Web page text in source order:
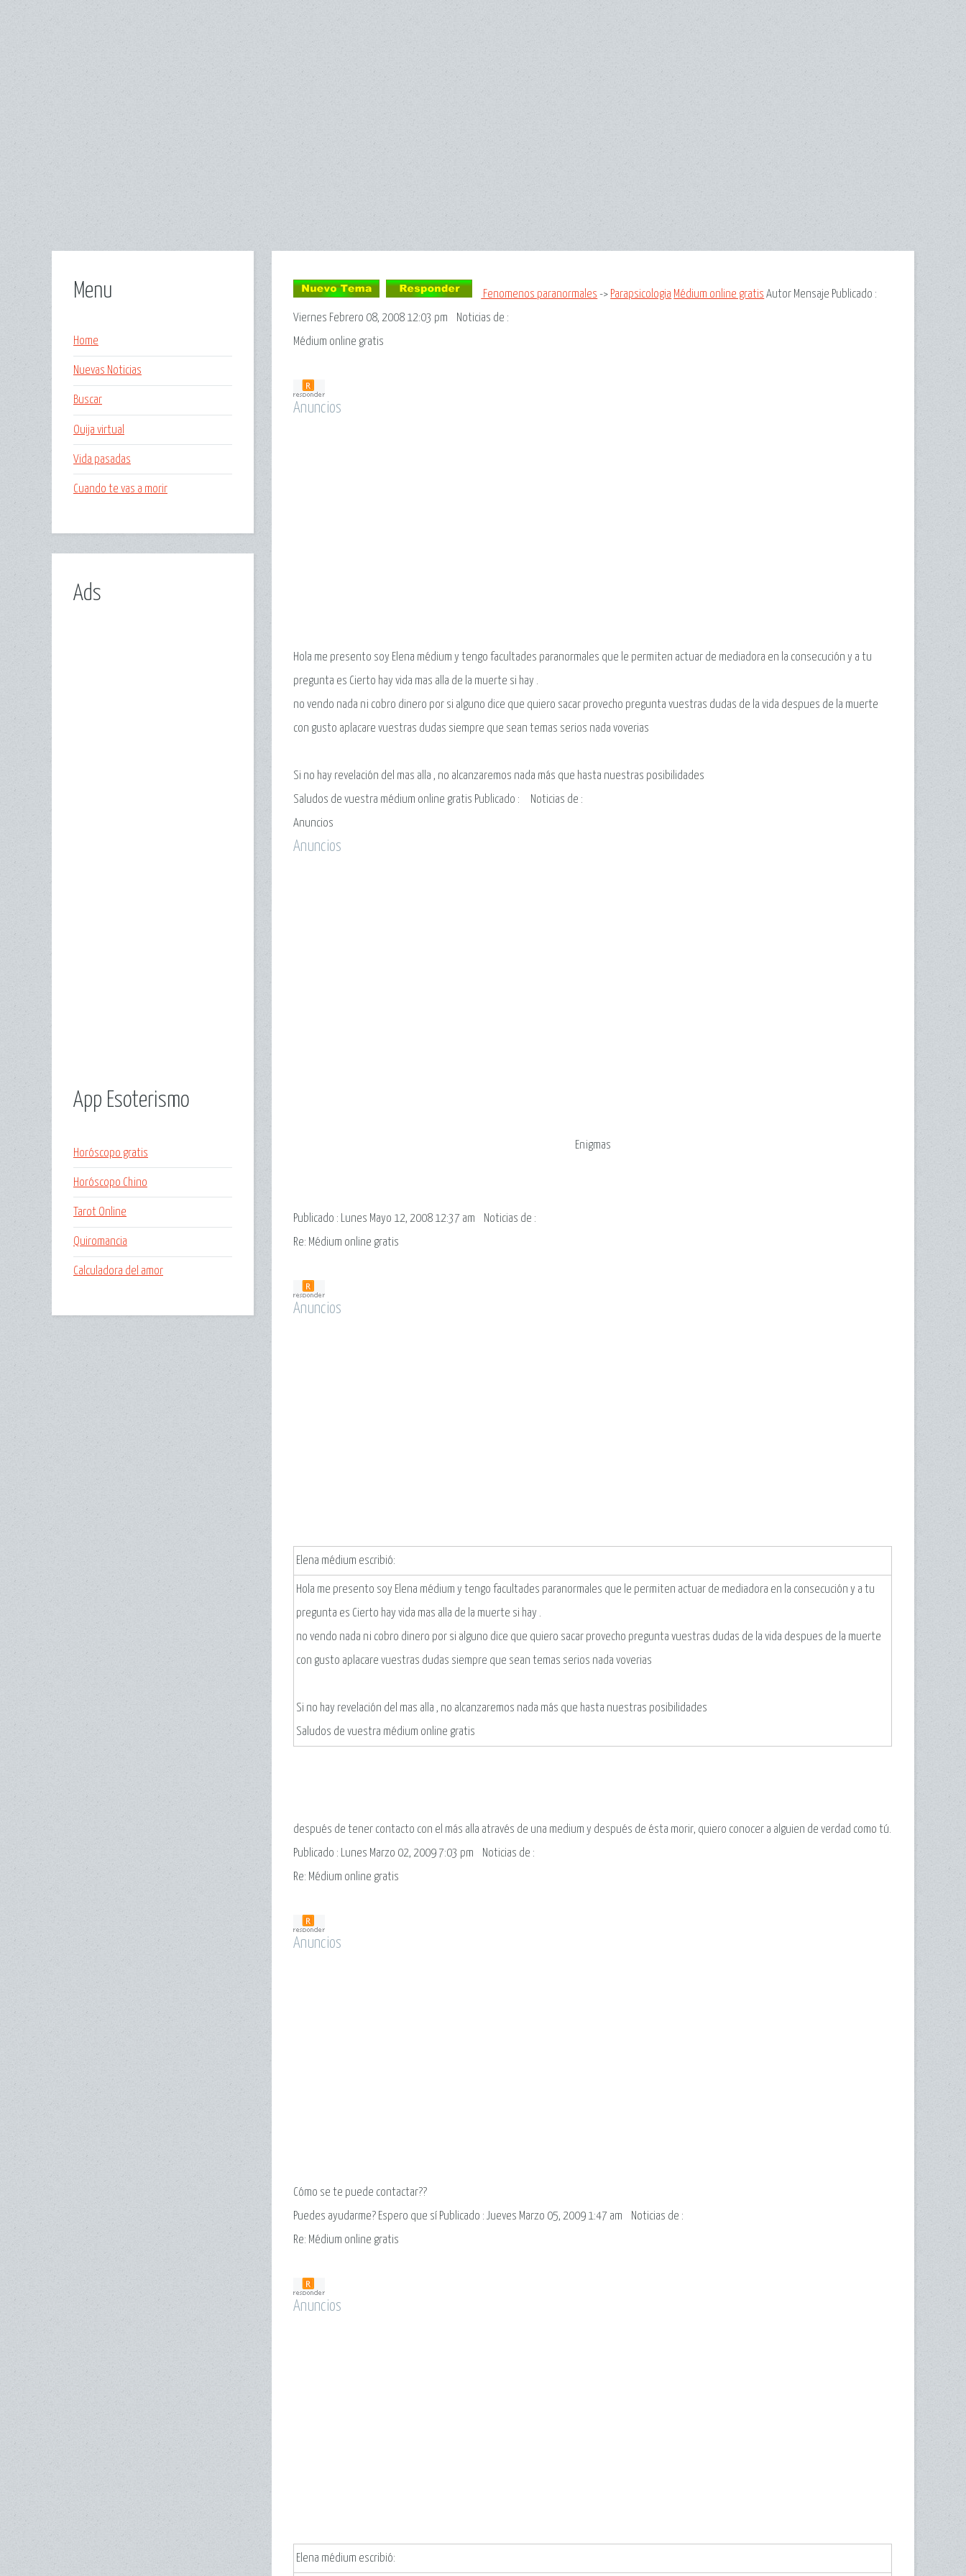
Menu
Home
Nuevas Noticias
Buscar
Ouija virtual
Vida pasadas
Cuando te vas a morir
Ads
App Esoterismo
Horóscopo gratis
Horóscopo Chino
Tarot Online
Quiromancia
Calculadora del amor
Fenomenos paranormales -> Parapsicologia Médium online gratis Autor Mensaje Publicado :
Viernes Febrero 08, 2008 12:03 pm
Noticias de :
Médium online gratis
Anuncios
Hola me presento soy Elena médium y tengo facultades paranormales que le permiten actuar de mediadora en la consecución y a tu
pregunta es Cierto hay vida mas alla de la muerte si hay .
no vendo nada ni cobro dinero por si alguno dice que quiero sacar provecho pregunta vuestras dudas de la vida despues de la muerte
con gusto aplacare vuestras dudas siempre que sean temas serios nada voverias
Si no hay revelación del mas alla , no alcanzaremos nada más que hasta nuestras posibilidades
Saludos de vuestra médium online gratis Publicado : Noticias de :
Anuncios
Anuncios
Enigmas
Publicado : Lunes Mayo 12, 2008 12:37 am Noticias de :
Re: Médium online gratis
Anuncios
Elena médium escribió:
Hola me presento soy Elena médium y tengo facultades paranormales que le permiten actuar de mediadora en la consecución y a tu
pregunta es Cierto hay vida mas alla de la muerte si hay .
no vendo nada ni cobro dinero por si alguno dice que quiero sacar provecho pregunta vuestras dudas de la vida despues de la muerte
con gusto aplacare vuestras dudas siempre que sean temas serios nada voverias
Si no hay revelación del mas alla , no alcanzaremos nada más que hasta nuestras posibilidades
Saludos de vuestra médium online gratis
después de tener contacto con el más alla através de una medium y después de ésta morir, quiero conocer a alguien de verdad como tú.
Publicado : Lunes Marzo 02, 2009 7:03 pm
Noticias de :
Re: Médium online gratis
Anuncios
Cómo se te puede contactar??
Puedes ayudarme? Espero que sí Publicado : Jueves Marzo 05, 2009 1:47 am Noticias de :
Re: Médium online gratis
Anuncios
Elena médium escribió: